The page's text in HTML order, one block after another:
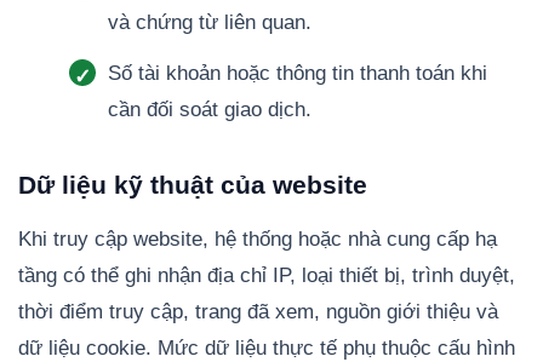
và chứng từ liên quan.
Số tài khoản hoặc thông tin thanh toán khi
cần đối soát giao dịch.
Dữ liệu kỹ thuật của website
Khi truy cập website, hệ thống hoặc nhà cung cấp hạ
tầng có thể ghi nhận địa chỉ IP, loại thiết bị, trình duyệt,
thời điểm truy cập, trang đã xem, nguồn giới thiệu và
dữ liệu cookie. Mức dữ liệu thực tế phụ thuộc cấu hình